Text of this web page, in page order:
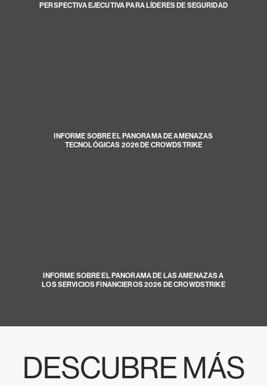
PERSPECTIVA EJECUTIVA PARA LÍDERES DE SEGURIDAD
INFORME SOBRE EL PANORAMA DE AMENAZAS
TECNOLÓGICAS 2026 DE CROWDSTRIKE
INFORME SOBRE EL PANORAMA DE LAS AMENAZAS A
LOS SERVICIOS FINANCIEROS 2026 DE CROWDSTRIKE
DESCUBRE MÁS